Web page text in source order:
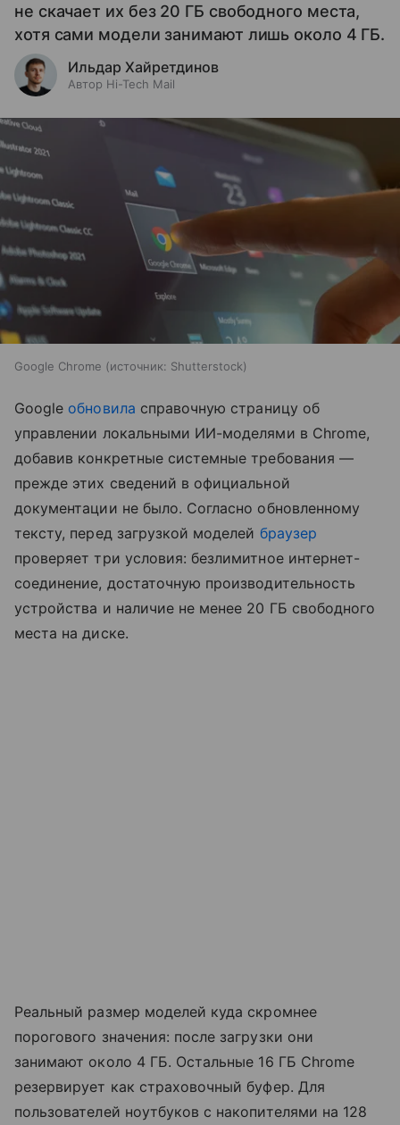
не скачает их без 20 ГБ свободного места,
хотя сами модели занимают лишь около 4 ГБ.
Ильдар Хайретдинов
Автор Hi-Tech Mail
Google Chrome источник: Shutterstock
Google обновила справочную страницу об
управлении локальными ИИ-моделями в Chrome,
добавив конкретные системные требования —
прежде этих сведений в официальной
документации не было. Согласно обновленному
тексту, перед загрузкой моделей браузер
проверяет три условия: безлимитное интернет-
соединение, достаточную производительность
устройства и наличие не менее 20 ГБ свободного
места на диске.
Реальный размер моделей куда скромнее
порогового значения: после загрузки они
занимают около 4 ГБ. Остальные 16 ГБ Chrome
резервирует как страховочный буфер. Для
пользователей ноутбуков с накопителями на 128